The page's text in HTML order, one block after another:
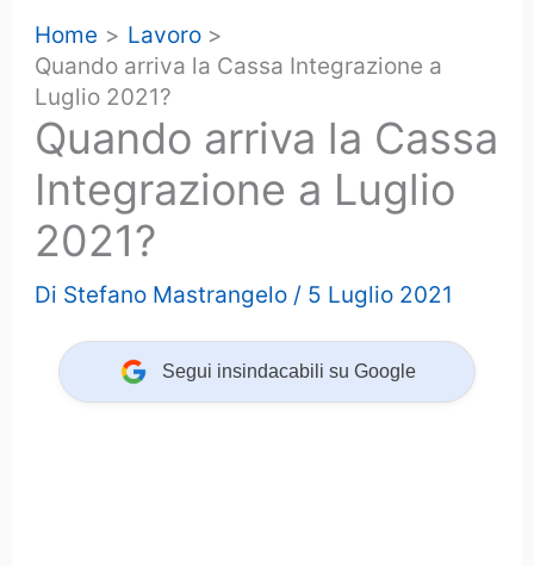
Home
Lavoro
Quando arriva la Cassa Integrazione a
Luglio 2021?
Quando arriva la Cassa
Integrazione a Luglio
2021?
Di Stefano Mastrangelo / 5 Luglio 2021
Segui insindacabili su Google